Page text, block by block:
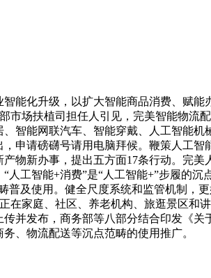
化升级，以扩大智能商品消费、赋能
市场扶植司担任人引见，完美智能物流
智能网联汽车、智能穿戴、人工智能
申请磅礴号请用电脑拜候。鞭策人工
物新办事，提出五方面17条行动。完
工智能+消费”是“人工智能+”步履的沉
及使用。健全尺度系统和监管机制，
家庭、社区、养老机构、旅逛景区和
并发布，商务部等八部分结合印发《
、物流配送等沉点范畴的使用推广。